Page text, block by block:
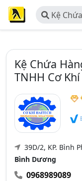
Kệ
TNHH Cơ
Kệ Chứa
TNHH Cơ
39D/2, KP. Bình
Bình Dương
0968989089